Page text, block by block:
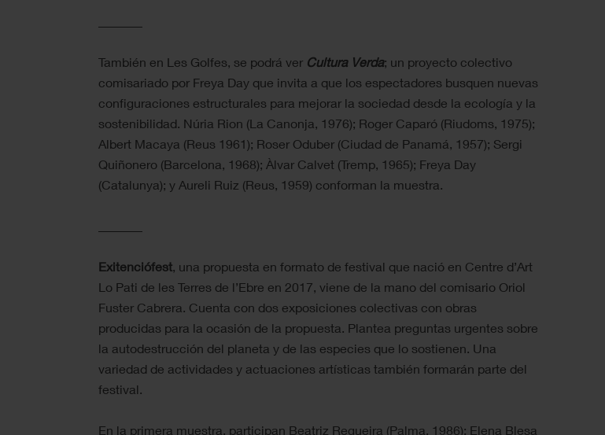
También en Les Golfes, se podrá ver Cultura Verda; un proyecto colectivo
comisariado por Freya Day que invita a que los espectadores busquen nuevas
configuraciones estructurales para mejorar la sociedad desde la ecología y la
sostenibilidad. Núria Rion (La Canonja, 1976); Roger Caparó (Riudoms, 1975);
Albert Macaya (Reus 1961); Roser Oduber (Ciudad de Panamá, 1957); Sergi
Quiñonero (Barcelona, 1968); Àlvar Calvet (Tremp, 1965); Freya Day
(Catalunya); y Aureli Ruiz (Reus, 1959) conforman la muestra.
Exitenciófest, una propuesta en formato de festival que nació en Centre d’Art
Lo Pati de les Terres de l’Ebre en 2017, viene de la mano del comisario Oriol
Fuster Cabrera. Cuenta con dos exposiciones colectivas con obras
producidas para la ocasión de la propuesta. Plantea preguntas urgentes sobre
la autodestrucción del planeta y de las especies que lo sostienen. Una
variedad de actividades y actuaciones artísticas también formarán parte del
festival.
En la primera muestra, participan Beatriz Regueira (Palma, 1986); Elena Blesa